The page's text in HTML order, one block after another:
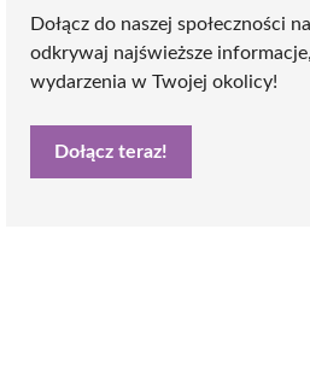
Dołącz do naszej społeczności
odkrywaj najświeższe
wydarzenia w Twojej okolicy!
Dołącz teraz!